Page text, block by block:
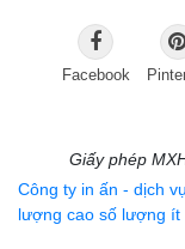
Facebook
Giấy phép
Công ty in ấn - dịch
lượng cao số lượng ít